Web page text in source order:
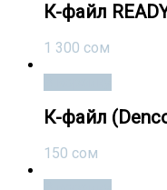
К-файл
1 300 сом
К-файл
150 сом